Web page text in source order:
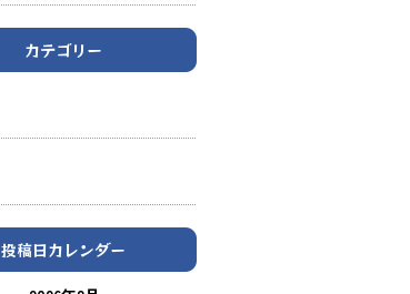
カテゴリー
投稿日カレンダー